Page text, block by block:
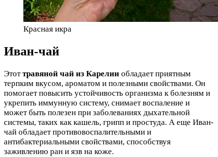
Красная икра
Иван-чай
Этоттравяной чай из Карелии обладает приятным
терпким вкусом, ароматом и полезными свойствами. Он
помогает повысить устойчивость организма к болезням и
укрепить иммунную систему, снимает воспаление и
может быть полезен при заболеваниях дыхательной
системы, таких как кашель, грипп и простуда. А еще Иван-
чай обладает противовоспалительными и
антибактериальными свойствами, способствуя
заживлению ран и язв на коже.